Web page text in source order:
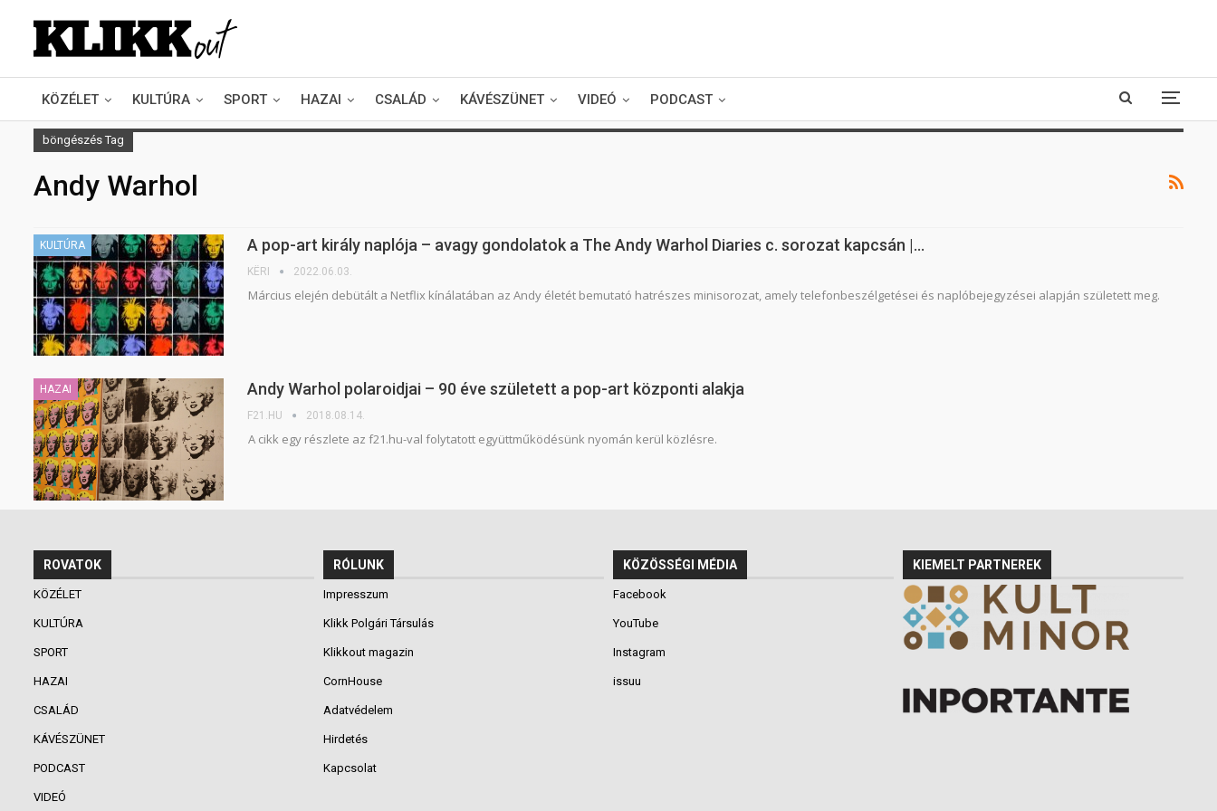
KÖZÉLET KULTÚRA SPORT HAZAI CSALÁD KÁVÉSZÜNET VIDEÓ PODCAST
böngészés Tag
Andy Warhol
KULTÚRA A pop-art király naplója – avagy gondolatok a The Andy Warhol Diaries c. sorozat kapcsán |…
KËRI 2022.06.03.
Március elején debütált a Netflix kínálatában az Andy életét bemutató hatrészes minisorozat, amely telefonbeszélgetései és naplóbejegyzései alapján született meg.
HAZAI Andy Warhol polaroidjai – 90 éve született a pop-art központi alakja
F21.HU 2018.08.14.
A cikk egy részlete az f21.hu-val folytatott együttműködésünk nyomán kerül közlésre.
ROVATOK
KÖZÉLET
KULTÚRA
SPORT
HAZAI
CSALÁD
KÁVÉSZÜNET
PODCAST
VIDEÓ
RÓLUNK
Impresszum
Klikk Polgári Társulás
Klikkout magazin
CornHouse
Adatvédelem
Hirdetés
Kapcsolat
KÖZÖSSÉGI MÉDIA
Facebook
YouTube
Instagram
issuu
KIEMELT PARTNEREK